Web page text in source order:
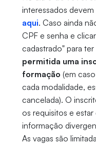
interessados
aqui. Caso ainda
CPF e senha e
cadastrado" para
permitida uma
formação (em
cada modalidade,
cancelada). O
os requisitos e
informação
As vagas são